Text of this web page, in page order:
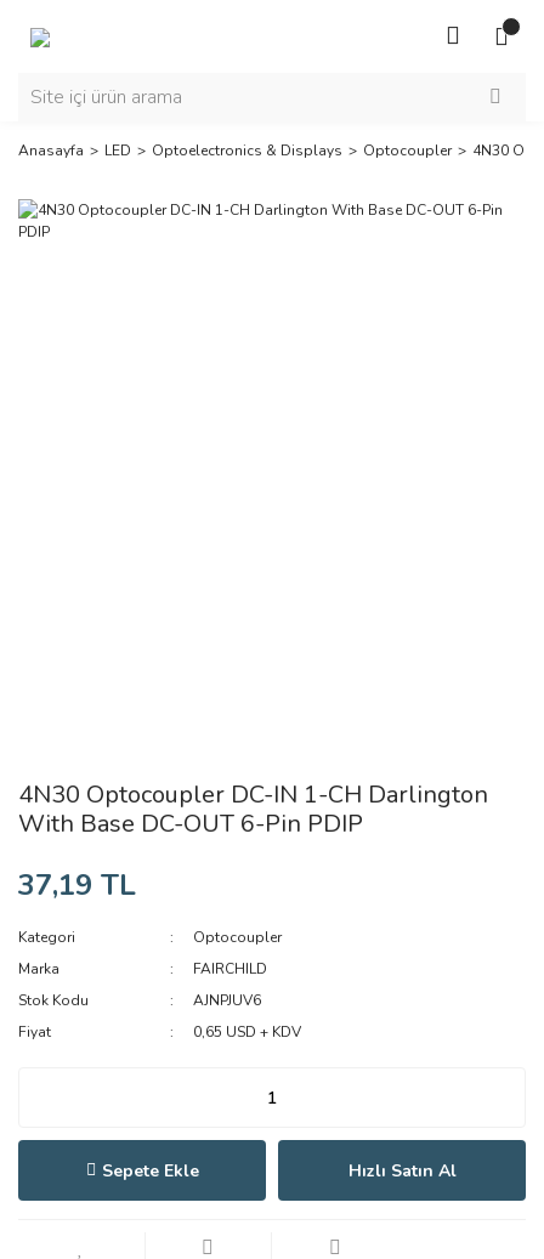
Anasayfa LED Optoelectronics & Displays Optocoupler 4N30
4N30 Optocoupler DC-IN 1-CH Darlington
With Base DC-OUT 6-Pin PDIP
37,19 TL
Kategori
Optocoupler
Marka
FAIRCHILD
Stok Kodu
AJNPJUV6
Fiyat
0,65 USD + KDV
Sepete Ekle Hızlı Satın Al